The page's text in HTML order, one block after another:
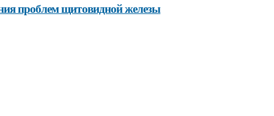
проблем щитовидной железы